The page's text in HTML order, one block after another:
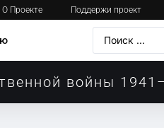
О Проекте Поддержи проект
войны